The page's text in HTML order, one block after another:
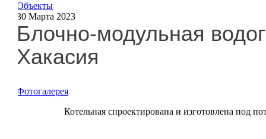
Объекты
30 Марта 2023
Блочно-модульная
Хакасия
Фотогалерея
Котельная спроектирована и изготовлена под